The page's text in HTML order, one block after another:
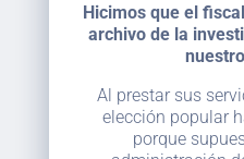
Hicimos que el
archivo de la
Al prestar sus
elección popular
porque